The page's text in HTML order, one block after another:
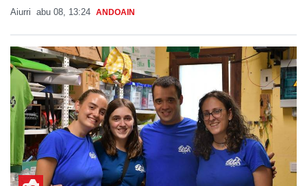
Aiurri abu 08, 13:24 ANDOAIN